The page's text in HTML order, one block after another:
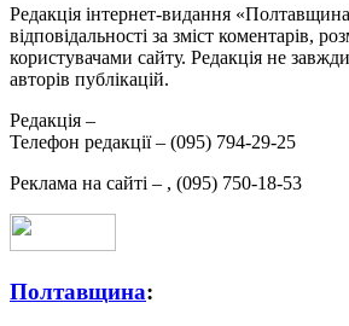
Редакція інтернет-видання
відповідальності за зміст коментарів,
користувачами сайту. Редакція не
авторів публікацій.
Редакція –
Телефон редакції – (095) 794-29-25
Реклама на сайті – , (095) 750-18-53
Полтавщина: